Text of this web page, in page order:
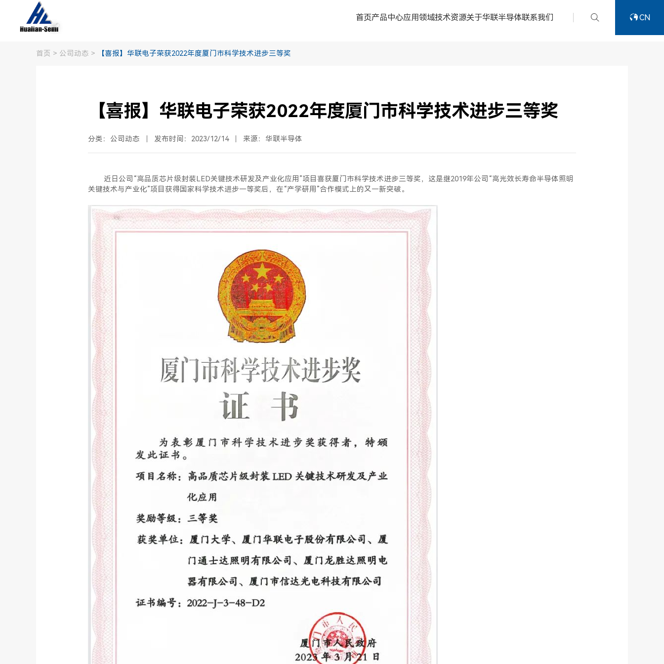
首页产品中心应用领域技术资源关于华联半导体联系我们 CN
首页 > 公司动态 > 【喜报】华联电子荣获2022年度厦门市科学技术进步三等奖
【喜报】华联电子荣获2022年度厦门市科学技术进步三等奖
分类：公司动态 发布时间：2023/12/14 来源：华联半导体
近日公司“高品质芯片级封装LED关键技术研发及产业化应用”项目喜获厦门市科学技术进步三等奖，这是继2019年公司“高光效长寿命半导体照明
关键技术与产业化”项目获得国家科学技术进步一等奖后，在“产学研用”合作模式上的又一新突破。